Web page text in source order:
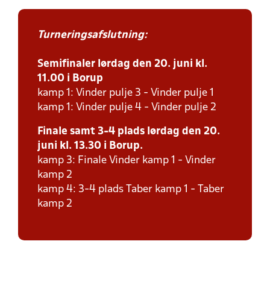
Turneringsafslutning:
Semifinaler lørdag den 20. juni kl.
11.00 i Borup
kamp 1: Vinder pulje 3 - Vinder pulje 1
kamp 1: Vinder pulje 4 - Vinder pulje 2
Finale samt 3-4 plads lørdag den 20.
juni kl. 13.30 i Borup.
kamp 3: Finale Vinder kamp 1 - Vinder
kamp 2
kamp 4: 3-4 plads Taber kamp 1 - Taber
kamp 2